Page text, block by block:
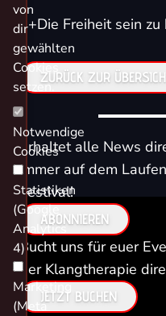
++Die Freiheit sein
ZURÜCK ZUR
Erhaltet alle News
immer auf dem
Festival!
ABONNIEREN
Bucht uns für euer
der Klangtherapie
JETZT BUCHEN
von
dir
gewählten
Cookies
setzen.
Notwendige
Cookies
Statistiken
(Google
Analytics
4)
Marketing
(Meta